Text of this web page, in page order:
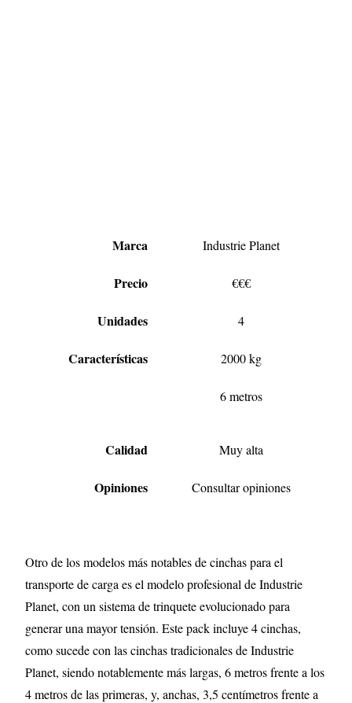
Marca Industrie Planet
Precio €€€
Unidades 4
Características 2000 kg
6 metros
Calidad Muy alta
Opiniones Consultar opiniones
Otro de los modelos más notables de cinchas para el
transporte de carga es el modelo profesional de Industrie
Planet, con un sistema de trinquete evolucionado para
generar una mayor tensión. Este pack incluye 4 cinchas,
como sucede con las cinchas tradicionales de Industrie
Planet, siendo notablemente más largas, 6 metros frente a los
4 metros de las primeras, y, anchas, 3,5 centímetros frente a